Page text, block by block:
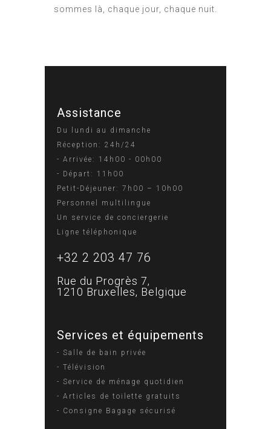
sommes là, chaque jour, chaque nuit.
Assistance
Du lundi au dimanche
Réception: 24h/24
- Arrivée: 14h00 - 00h00
- Départ: 11h00
Petit-Déjeuner: 7h00 – 10h00
Personnel multilingue
Un service de conciergerie
Ligne téléphonique
+32 2 203 47 76
Rue du Progrès 7,
1210 Bruxelles, Belgique
Services et équipements
- Salle de bain privée
- Télévision
- Service de ménage quotidien
- Articles de toilette gratuits
- Consigne Bagage sécurisé